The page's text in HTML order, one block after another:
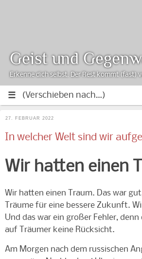
Geist und
Erkenne dich selbst. Der Rest kommt (fast)
27. FEBRUAR 2022
In welcher Welt sind wir
Wir hatten einen
Wir hatten einen Traum. Das war
Träume für eine bessere Zukunft.
Und das war ein großer Fehler,
auf Träumer keine Rücksicht.
Am Morgen nach dem russischen